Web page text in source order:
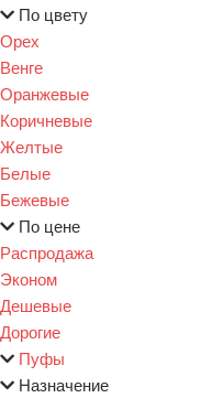
По цвету
Орех
Венге
Оранжевые
Коричневые
Желтые
Белые
Бежевые
По цене
Распродажа
Эконом
Дешевые
Дорогие
Пуфы
Назначение